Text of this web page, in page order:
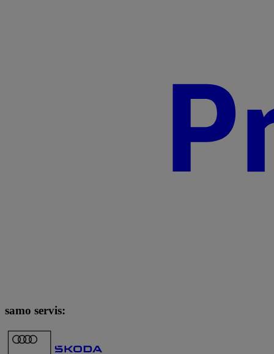
samo servis: